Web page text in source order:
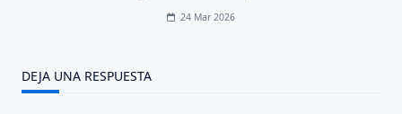
24 Mar 2026
DEJA UNA RESPUESTA